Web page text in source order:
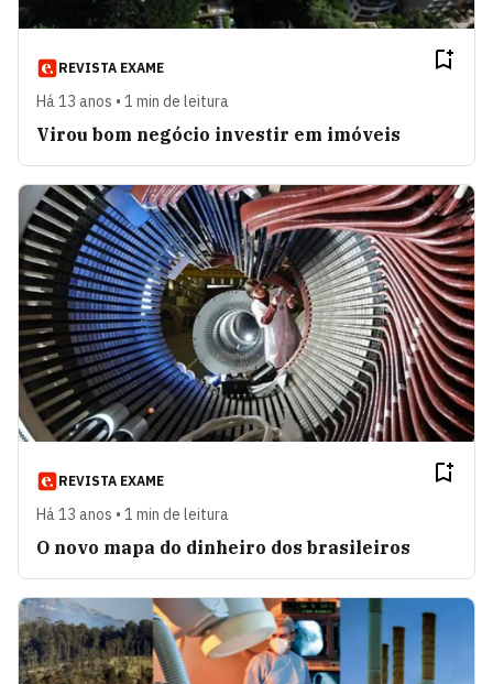
REVISTA EXAME
Há 13 anos • 1 min de leitura
Virou bom negócio investir em imóveis
REVISTA EXAME
Há 13 anos • 1 min de leitura
O novo mapa do dinheiro dos brasileiros